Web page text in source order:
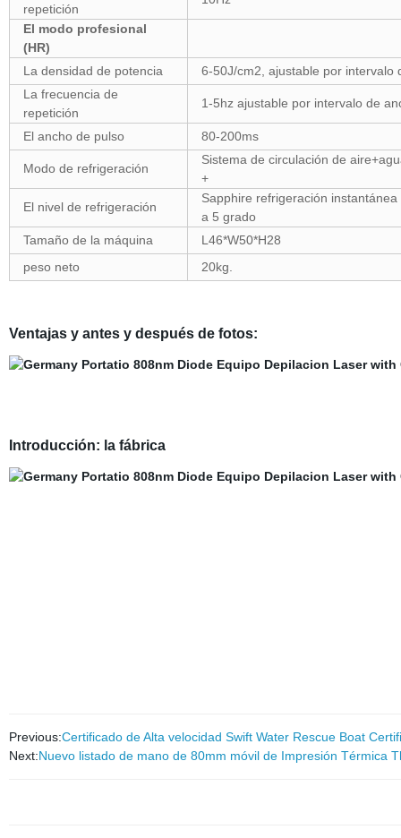
repetición
El modo profesional
(HR)
La densidad de potencia
6-50J/cm2, ajustable por intervalo
La frecuencia de
repetición
1-5hz ajustable por intervalo de
El ancho de pulso 80-200ms
Modo de refrigeración
Sistema de circulación de
+
El nivel de refrigeración
Sapphire refrigeración
a 5 grado
Tamaño de la máquina
L46*W50*H28
peso neto
20kg.
Ventajas y antes y después de fotos:
Introducción: la fábrica
Previous:Certificado de Alta velocidad Swift Water Rescue Boat
Next:Nuevo listado de mano de 80mm móvil de Impresión Térmica